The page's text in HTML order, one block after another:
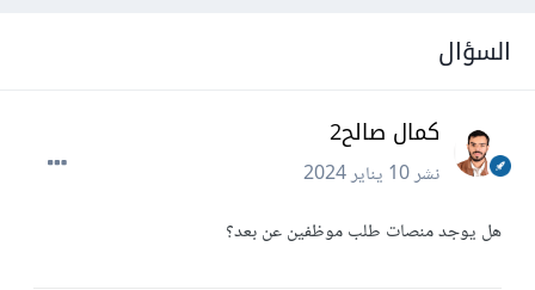
السؤال
كمال صالح2
نشر10 يناير 2024
هل يوجد منصات طلب موظفين عن بعد؟